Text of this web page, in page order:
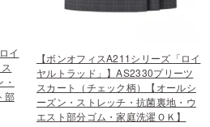
イ
部
【ボンオフィスA211シリーズ「ロイ
ヤルトラッド」】AS2330プリーツ
スカート（チェック柄）【オールシ
ーズン・ストレッチ・抗菌裏地・ウ
エスト部分ゴム・家庭洗濯ＯＫ】